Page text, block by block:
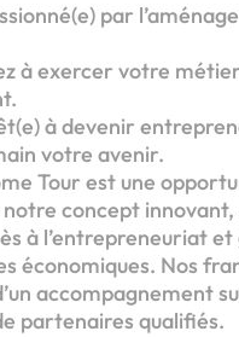
par
à exercer votre métier
à devenir
votre avenir.
Tour est une
concept innovant,
à l’entrepreneuriat
économiques. Nos
accompagnement
partenaires qualifiés.